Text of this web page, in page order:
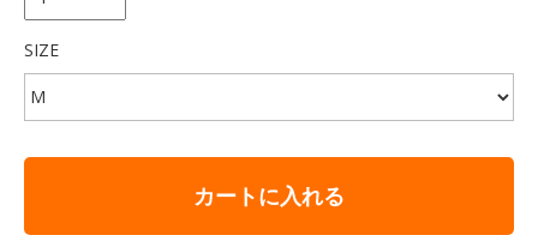
SIZE
カートに入れる